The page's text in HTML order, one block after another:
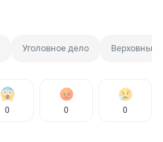
Уголовное дело Верховный
0 0 0